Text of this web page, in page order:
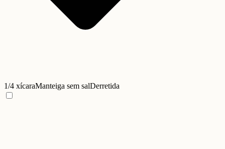
1/4 xícaraManteiga sem salDerretida